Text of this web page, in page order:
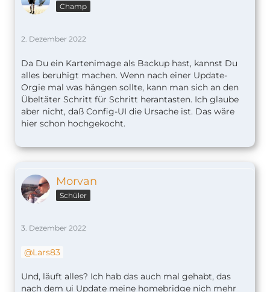
Champ
2. Dezember 2022
Da Du ein Kartenimage als Backup hast, kannst Du
alles beruhigt machen. Wenn nach einer Update-
Orgie mal was hängen sollte, kann man sich an den
Übeltäter Schritt für Schritt herantasten. Ich glaube
aber nicht, daß Config-UI die Ursache ist. Das wäre
hier schon hochgekocht.
Morvan
Schüler
3. Dezember 2022
Lars83
Und, läuft alles? Ich hab das auch mal gehabt, das
nach dem ui Update meine homebridge nich mehr